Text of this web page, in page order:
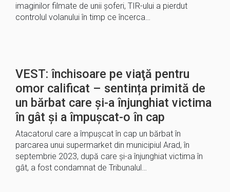
imaginilor filmate de unii șoferi, TIR-ului a pierdut
controlul volanului în timp ce încerca…
VEST: închisoare pe viaţă pentru
omor calificat – sentința primită de
un bărbat care şi-a înjunghiat victima
în gât și a împușcat-o în cap
Atacatorul care a împuşcat în cap un bărbat în
parcarea unui supermarket din municipiul Arad, în
septembrie 2023, după care şi-a înjunghiat victima în
gât, a fost condamnat de Tribunalul…